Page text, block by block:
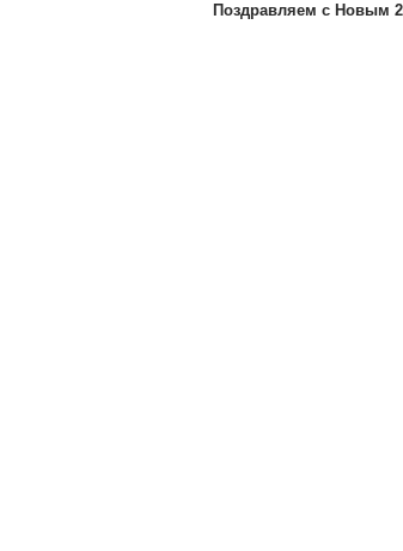
Поздравляем с Новым